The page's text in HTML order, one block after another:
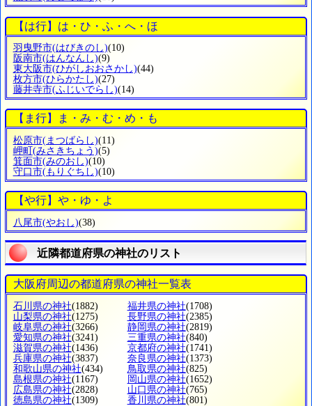
【は行】は・ひ・ふ・へ・ほ
羽曳野市(はびきのし)(10)
阪南市(はんなんし)(9)
東大阪市(ひがしおおさかし)(44)
枚方市(ひらかたし)(27)
藤井寺市(ふじいでらし)(14)
【ま行】ま・み・む・め・も
松原市(まつばらし)(11)
岬町 (みさきちょう)(5)
箕面市(みのおし)(10)
守口市(もりぐちし)(10)
【や行】や・ゆ・よ
八尾市(やおし)(38)
近隣都道府県の神社のリスト
大阪府周辺の都道府県の神社一覧表
石川県の神社(1882) 福井県の神社(1708)
山梨県の神社(1275) 長野県の神社(2385)
岐阜県の神社(3266) 静岡県の神社(2819)
愛知県の神社(3241) 三重県の神社(840)
滋賀県の神社(1436) 京都府の神社(1741)
兵庫県の神社(3837) 奈良県の神社(1373)
和歌山県の神社(434) 鳥取県の神社(825)
島根県の神社(1167) 岡山県の神社(1652)
広島県の神社(2828) 山口県の神社(765)
徳島県の神社(1309) 香川県の神社(801)